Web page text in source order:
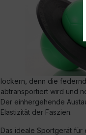
lockern, denn die
abtransportiert wird und
Der einhergehende
Elastizität der Faszien.
Das ideale Sportgerät